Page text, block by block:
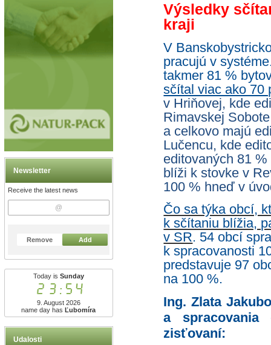
Newsletter
Receive the latest news
Remove Add
Today is Sunday
23:54
9. August 2026
name day has Ľubomíra
Udalosti
Výsledky
kraji
V
pracujú v
takmer 81 %
sčítal viac ako 70
v Hriňovej, kde
Rimavskej
a celkovo majú
Lučencu, kde
editovaných 81
blíži k stovke v
100 % hneď v
Čo sa týka obcí,
k sčítaniu blížia,
v SR. 54 obcí
k spracovanosti
predstavuje 97
na 100 %.
Ing. Zlata
a
zisťovaní: